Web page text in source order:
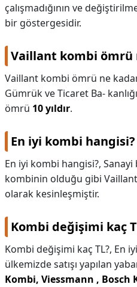
çalışmadığının ve
bir göstergesidir.
Vaillant kombi ömrü
Vaillant kombi ömrü ne
Gümrük ve Ticaret Ba-
ömrü 10 yıldır.
En iyi kombi hangisi?
En iyi kombi hangisi?, Sanayi
kombinin olduğu gibi
olarak kesinleşmiştir.
Kombi değişimi kaç
Kombi değişimi kaç TL?, En
ülkemizde satışı yapılan
Kombi, Viessmann , Bosch